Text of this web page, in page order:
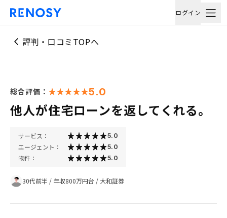
ログイン
評判・口コミTOPへ
総合評価： 5.0
他人が住宅ローンを返してくれる。
サービス： 5.0
エージェント： 5.0
物件： 5.0
30代前半 / 年収800万円台 / 大和証券